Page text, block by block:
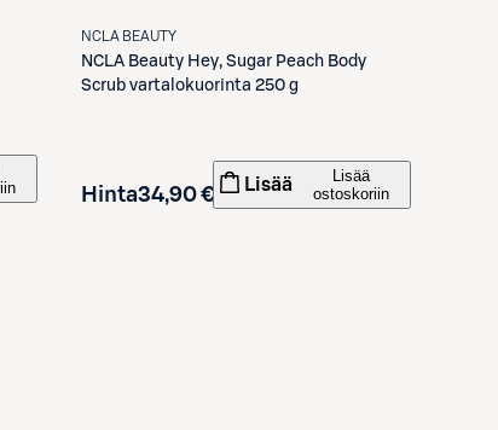
NCLA BEAUTY
NCLA Beauty Hey, Sugar Peach Body
Scrub vartalokuorinta 250 g
Hinta34,90 € Lisää
Lisää
ostoskoriin